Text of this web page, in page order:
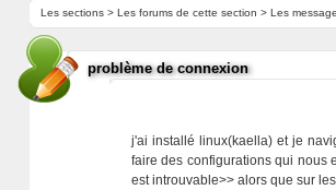
Les sections> Les forums de cette section > Les
problème de connexion
j'ai installé linux(kaella) et je
faire des configurations qui nous
est introuvable>> alors que sur